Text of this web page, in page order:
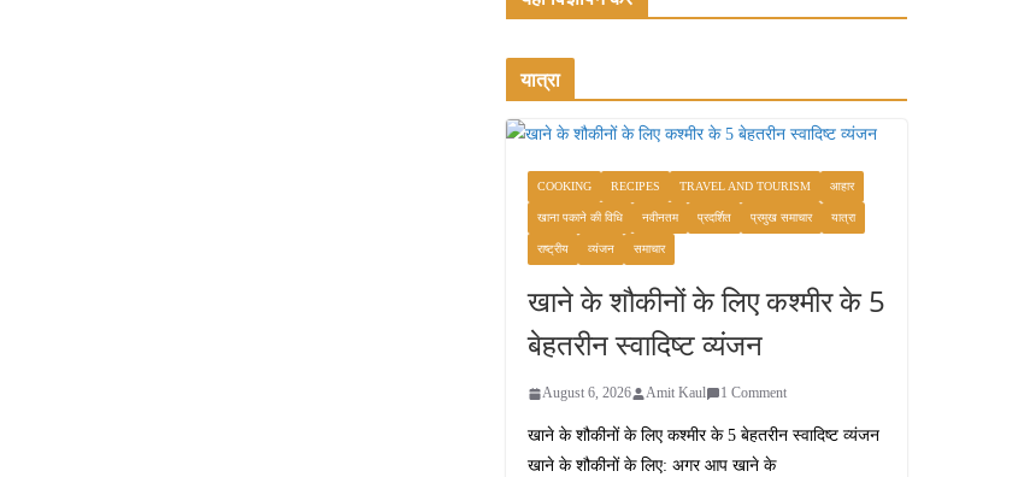
यात्रा
COOKING RECIPES TRAVEL AND TOURISM आहार
खाना पकाने की विधि नवीनतम प्रदर्शित प्रमुख समाचार यात्रा
राष्ट्रीय व्यंजन समाचार
खाने के शौकीनों के लिए कश्मीर के 5
बेहतरीन स्वादिष्ट व्यंजन
August 6, 2026 Amit Kaul 1 Comment
खाने के शौकीनों के लिए कश्मीर के 5 बेहतरीन स्वादिष्ट व्यंजन
खाने के शौकीनों के लिए: अगर आप खाने के